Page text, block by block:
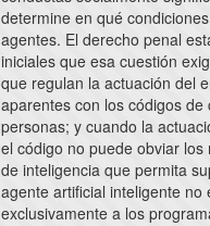
determine en qué
agentes. El derecho penal
iniciales que esa cuestión
que regulan la actuación del
aparentes con los códigos
personas; y cuando la
el código no puede obviar
de inteligencia que permita
agente artificial inteligente
exclusivamente a los